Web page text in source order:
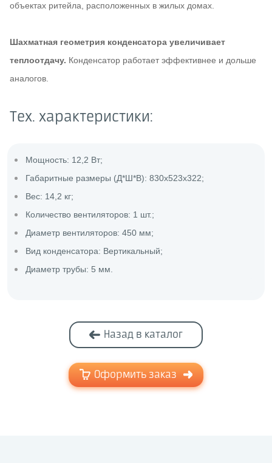
объектах ритейла, расположенных в жилых домах.
Шахматная геометрия конденсатора увеличивает
теплоотдачу. Конденсатор работает эффективнее и дольше
аналогов.
Тех. характеристики:
Мощность: 12,2 Вт;
Габаритные размеры (Д*Ш*В): 830х523х322;
Вес: 14,2 кг;
Количество вентиляторов: 1 шт.;
Диаметр вентиляторов: 450 мм;
Вид конденсатора: Вертикальный;
Диаметр трубы: 5 мм.
Назад в каталог
Оформить заказ